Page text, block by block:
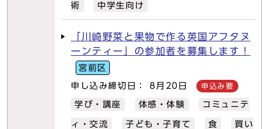
術 中学生向け
「川崎野菜と果物で作る英国アフタヌ
ーンティー」の参加者を募集します！
宮前区
申し込み締切日： 8月20日 申込み要
学び・講座 体感・体験 コミュニテ
ィ・交流 子ども・子育て 食 買い